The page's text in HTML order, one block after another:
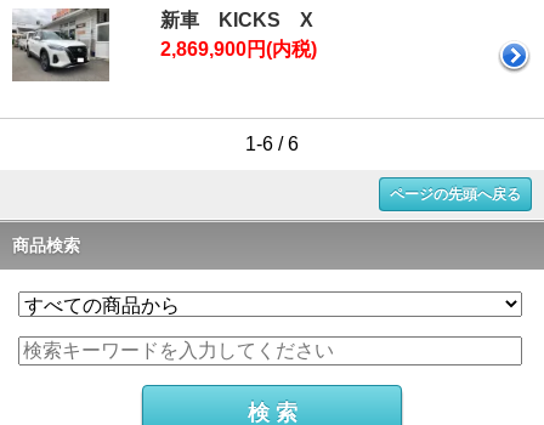
新車 KICKS X
2,869,900円(内税)
1-6 / 6
ページの先頭へ戻る
商品検索